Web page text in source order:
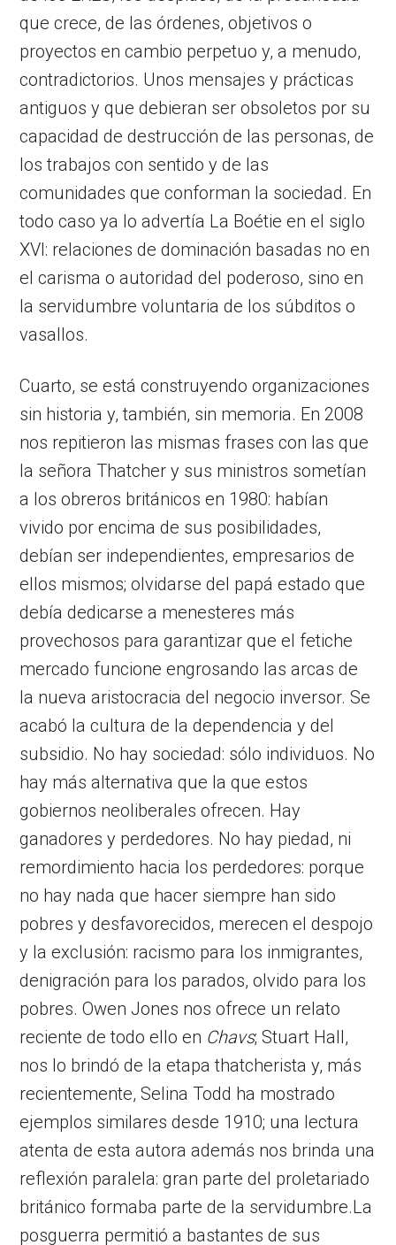
que crece, de las órdenes, objetivos o
proyectos en cambio perpetuo y, a menudo,
contradictorios. Unos mensajes y prácticas
antiguos y que debieran ser obsoletos por su
capacidad de destrucción de las personas, de
los trabajos con sentido y de las
comunidades que conforman la sociedad. En
todo caso ya lo advertía La Boétie en el siglo
XVI: relaciones de dominación basadas no en
el carisma o autoridad del poderoso, sino en
la servidumbre voluntaria de los súbditos o
vasallos.
Cuarto, se está construyendo organizaciones
sin historia y, también, sin memoria. En 2008
nos repitieron las mismas frases con las que
la señora Thatcher y sus ministros sometían
a los obreros británicos en 1980: habían
vivido por encima de sus posibilidades,
debían ser independientes, empresarios de
ellos mismos; olvidarse del papá estado que
debía dedicarse a menesteres más
provechosos para garantizar que el fetiche
mercado funcione engrosando las arcas de
la nueva aristocracia del negocio inversor. Se
acabó la cultura de la dependencia y del
subsidio. No hay sociedad: sólo individuos. No
hay más alternativa que la que estos
gobiernos neoliberales ofrecen. Hay
ganadores y perdedores. No hay piedad, ni
remordimiento hacia los perdedores: porque
no hay nada que hacer siempre han sido
pobres y desfavorecidos, merecen el despojo
y la exclusión: racismo para los inmigrantes,
denigración para los parados, olvido para los
pobres. Owen Jones nos ofrece un relato
reciente de todo ello en Chavs; Stuart Hall,
nos lo brindó de la etapa thatcherista y, más
recientemente, Selina Todd ha mostrado
ejemplos similares desde 1910; una lectura
atenta de esta autora además nos brinda una
reflexión paralela: gran parte del proletariado
británico formaba parte de la servidumbre.La
posguerra permitió a bastantes de sus